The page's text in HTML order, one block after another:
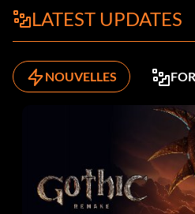
LATEST UPDATES
NOUVELLES